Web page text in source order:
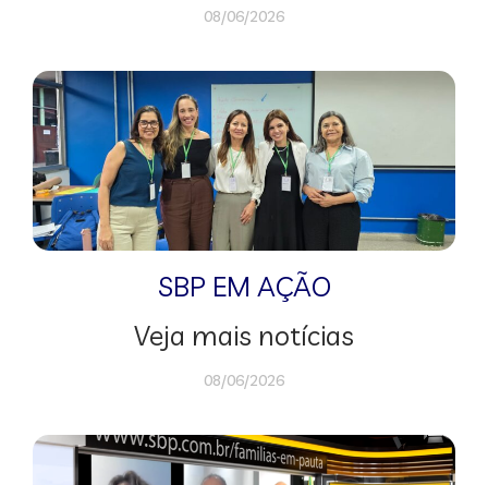
08/06/2026
SBP EM AÇÃO
Veja mais notícias
08/06/2026